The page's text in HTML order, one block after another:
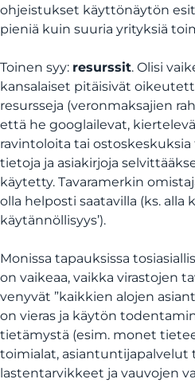
ohjeistukset käyttönäytön
pieniä kuin suuria yrityksiä
Toinen syy: resurssit. Olisi
kansalaiset pitäisivät
resursseja (veronmaksajien
että he googlailevat,
ravintoloita tai
tietoja ja asiakirjoja
käytetty. Tavaramerkin
olla helposti saatavilla (ks. alla
käytännöllisyys’).
Monissa tapauksissa
on vaikeaa, vaikka virastojen
venyvät ”kaikkien alojen
on vieras ja käytön
tietämystä (esim. monet
toimialat, asiantuntijapalvelut
lastentarvikkeet ja vauvojen